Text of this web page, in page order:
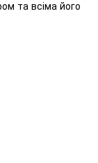
та всіма його